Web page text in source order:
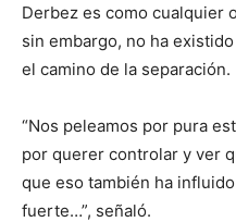
Derbez es como cualquier
sin embargo, no ha
el camino de la separación.
“Nos peleamos por pura
por querer controlar y ver
que eso también ha
fuerte…”, señaló.